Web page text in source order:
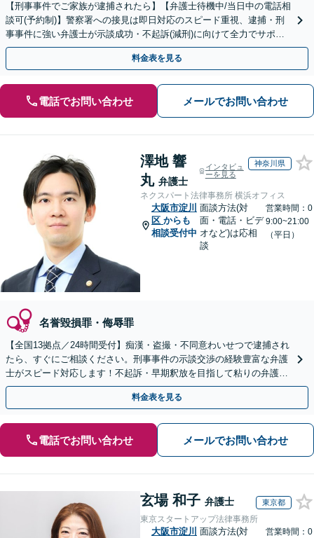
【刑事事件でご家族が逮捕されたら】【弁護士待機中/当日中の電話相
談可(予約制)】警察署への接見は即日対応のスピード重視、逮捕・刑
事事件に強い弁護士が示談成功・不起訴(減刑)に向けて全力でサポー
トします。【加害者側の相談専門】
料金表を見る
電話でお問い合わせ メールでお問い合わせ
澤地 響
丸 弁護士
インタビュ
ーを見る
神奈川県
ネクスパート法律事務所 横浜オフィス
大阪市淀川
区 からも
相談受付中
面談方法(対
面・電話・ビデ
オなど)は応相
談
営業時間：0
9:00~21:00
（平日）
名誉毀損罪・侮辱罪
【全国13拠点／24時間受付】痴漢・盗撮・不同意わいせつで逮捕され
たら、すぐにご相談ください。刑事事件の示談交渉の経験豊富な弁護
士がスピード対応します！不起訴・早期釈放を目指して粘りの弁護活
動を行います。
料金表を見る
電話でお問い合わせ メールでお問い合わせ
玄場 和子 弁護士 東京都
東京スタートアップ法律事務所
大阪市淀川 面談方法(対
営業時間：0